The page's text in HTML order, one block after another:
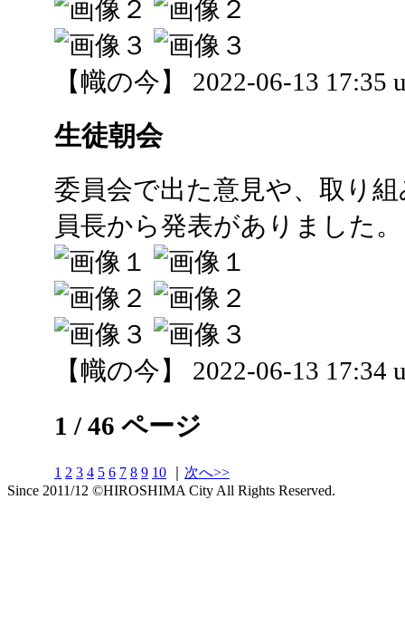
【幟の今】 2022-06-13 17:35
生徒朝会
委員会で出た意見や、取り
員長から発表がありました。
【幟の今】 2022-06-13 17:34
1 / 46 ページ
1 2 3 4 5 6 7 8 9 10
次へ>>
Since 2011/12 ©HIROSHIMA City All Rights Reserved.